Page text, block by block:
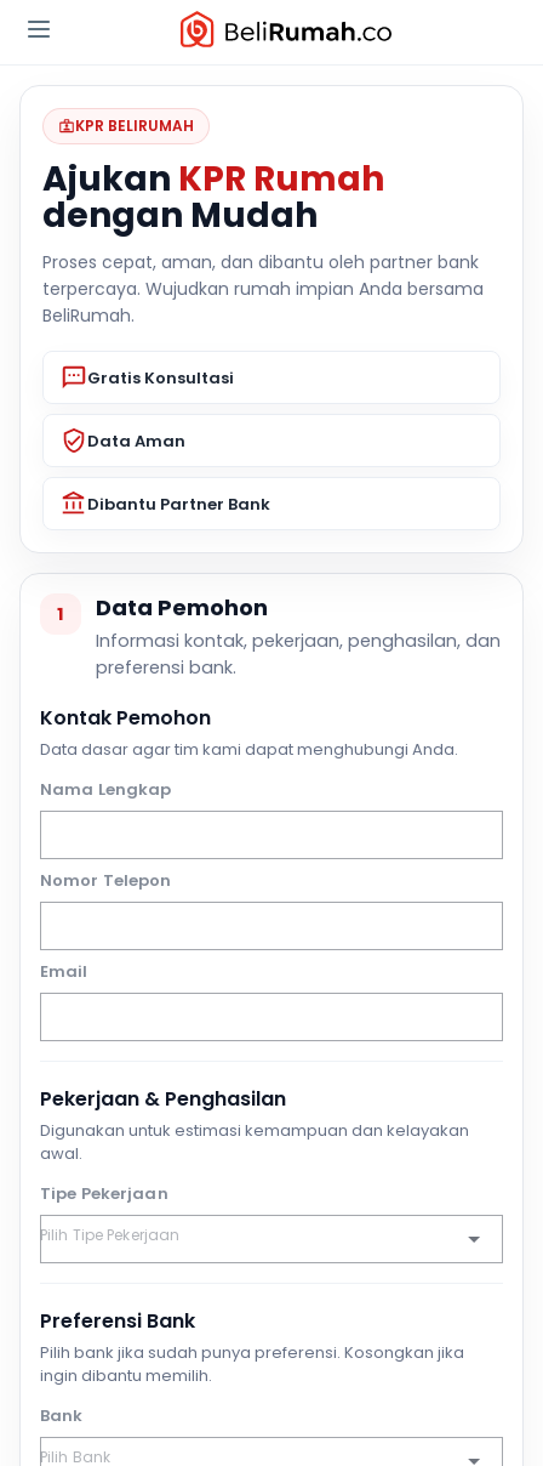
KPR BELIRUMAH
Ajukan KPR Rumah
dengan Mudah
Proses cepat, aman, dan dibantu oleh partner bank
terpercaya. Wujudkan rumah impian Anda bersama
BeliRumah.
Gratis Konsultasi
Data Aman
Dibantu Partner Bank
1 Data Pemohon
Informasi kontak, pekerjaan, penghasilan, dan
preferensi bank.
Kontak Pemohon
Data dasar agar tim kami dapat menghubungi Anda.
Nama Lengkap
Nomor Telepon
Email
Pekerjaan & Penghasilan
Digunakan untuk estimasi kemampuan dan kelayakan
awal.
Tipe Pekerjaan
Preferensi Bank
Pilih bank jika sudah punya preferensi. Kosongkan jika
ingin dibantu memilih.
Bank